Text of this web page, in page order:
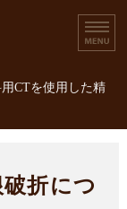
本歯科医院｜歯内療
CTを使用した精
折につ